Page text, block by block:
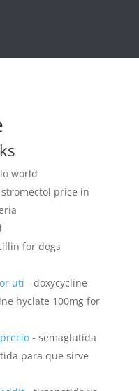
world
price in
for dogs
uti - doxycycline
hyclate 100mg for
- semaglutida
para que sirve